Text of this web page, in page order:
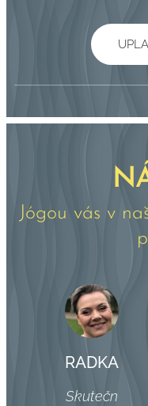
Jógou vás v
RADKA
Skutečn